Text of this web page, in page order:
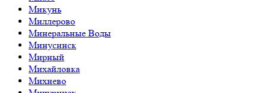
Микунь
Миллерово
Минеральные Воды
Минусинск
Мирный
Михайловка
Михнево